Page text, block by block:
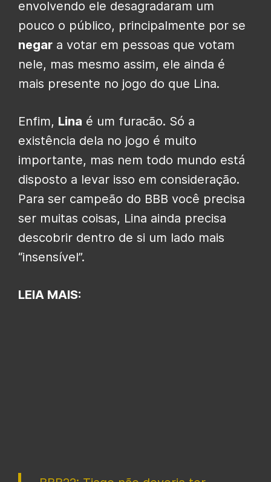
envolvendo ele desagradaram um
pouco o público, principalmente por se
negar a votar em pessoas que votam
nele, mas mesmo assim, ele ainda é
mais presente no jogo do que Lina.
Enfim, Lina é um furacão. Só a
existência dela no jogo é muito
importante, mas nem todo mundo está
disposto a levar isso em consideração.
Para ser campeão do BBB você precisa
ser muitas coisas, Lina ainda precisa
descobrir dentro de si um lado mais
“insensível”.
LEIA MAIS: